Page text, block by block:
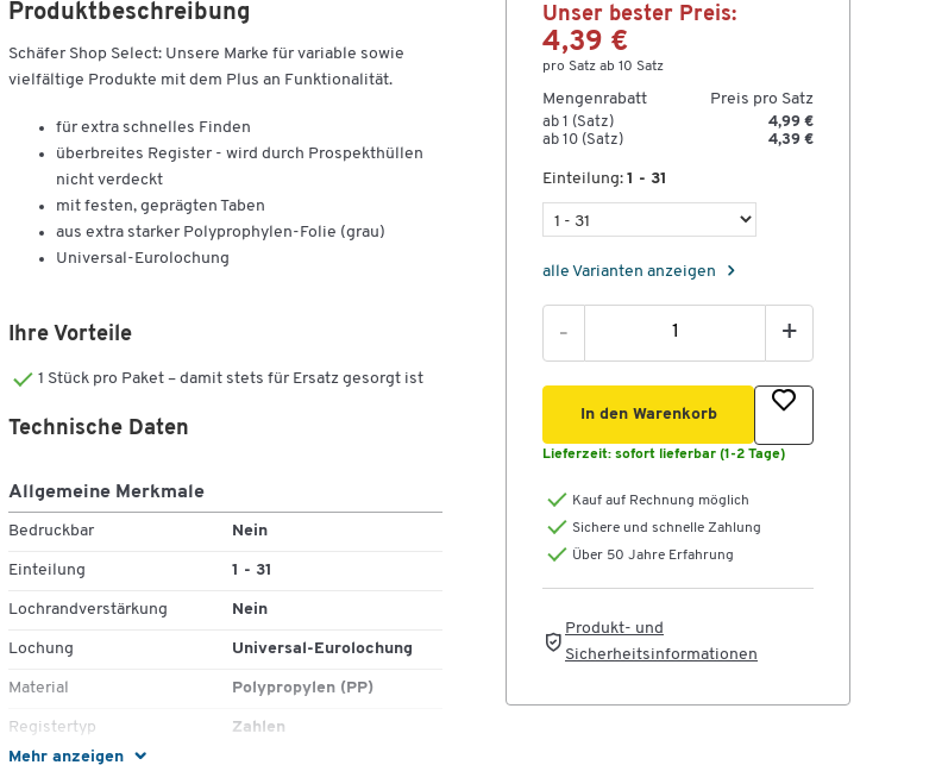
Produktbeschreibung
Schäfer Shop Select: Unsere Marke für variable sowie
vielfältige Produkte mit dem Plus an Funktionalität.
für extra schnelles Finden
überbreites Register - wird durch Prospekthüllen
nicht verdeckt
mit festen, geprägten Taben
aus extra starker Polyprophylen-Folie (grau)
Universal-Eurolochung
Ihre Vorteile
1 Stück pro Paket – damit stets für Ersatz gesorgt ist
Mehr anzeigen
Technische Daten
Allgemeine Merkmale
Bedruckbar Nein
Einteilung 1 - 31
Lochrandverstärkung Nein
Lochung Universal-Eurolochung
Material Polypropylen (PP)
Registertyp Zahlen
Unser bester Preis:
4,39 €
pro Satz ab 10 Satz
Mengenrabatt Preis pro Satz
ab 1 (Satz)
4,99 €
ab 10 (Satz)
4,39 €
Einteilung: 1 - 31
alle Varianten anzeigen
- +
In den Warenkorb
Lieferzeit: sofort lieferbar (1-2 Tage)
Kauf auf Rechnung möglich
Sichere und schnelle Zahlung
Über 50 Jahre Erfahrung
Produkt- und
Sicherheitsinformationen